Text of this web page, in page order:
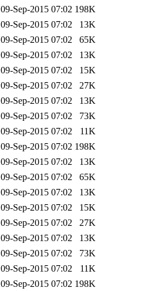
09-Sep-2015 07:02 198K
09-Sep-2015 07:02
13K
09-Sep-2015 07:02
65K
09-Sep-2015 07:02
13K
09-Sep-2015 07:02
15K
09-Sep-2015 07:02
27K
09-Sep-2015 07:02
13K
09-Sep-2015 07:02
73K
09-Sep-2015 07:02
11K
09-Sep-2015 07:02 198K
09-Sep-2015 07:02
13K
09-Sep-2015 07:02
65K
09-Sep-2015 07:02
13K
09-Sep-2015 07:02
15K
09-Sep-2015 07:02
27K
09-Sep-2015 07:02
13K
09-Sep-2015 07:02
73K
09-Sep-2015 07:02
11K
09-Sep-2015 07:02 198K